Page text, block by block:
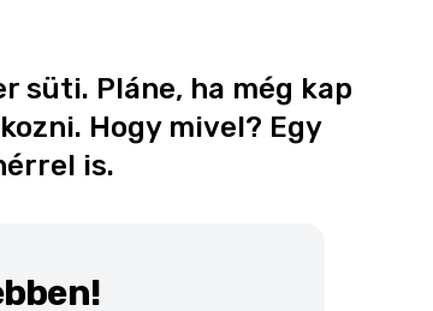
süti. Pláne, ha még kap
Hogy mivel? Egy
is.